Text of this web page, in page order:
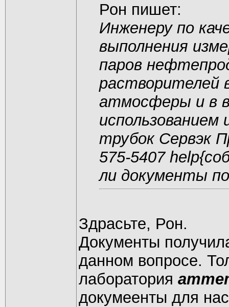
Рон пишет:
Инженеру по
выполнения
паров
растворителей
атмосферы и в
трубок Сервэк
575-5407
ли документы
Здрасьте, Рон.
Документы
данном вопросе.
лаборатория
докумеенты для